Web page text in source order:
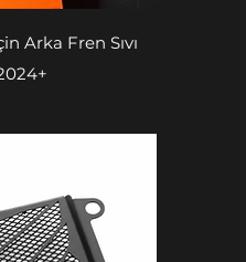
Arka Fren Sıvı